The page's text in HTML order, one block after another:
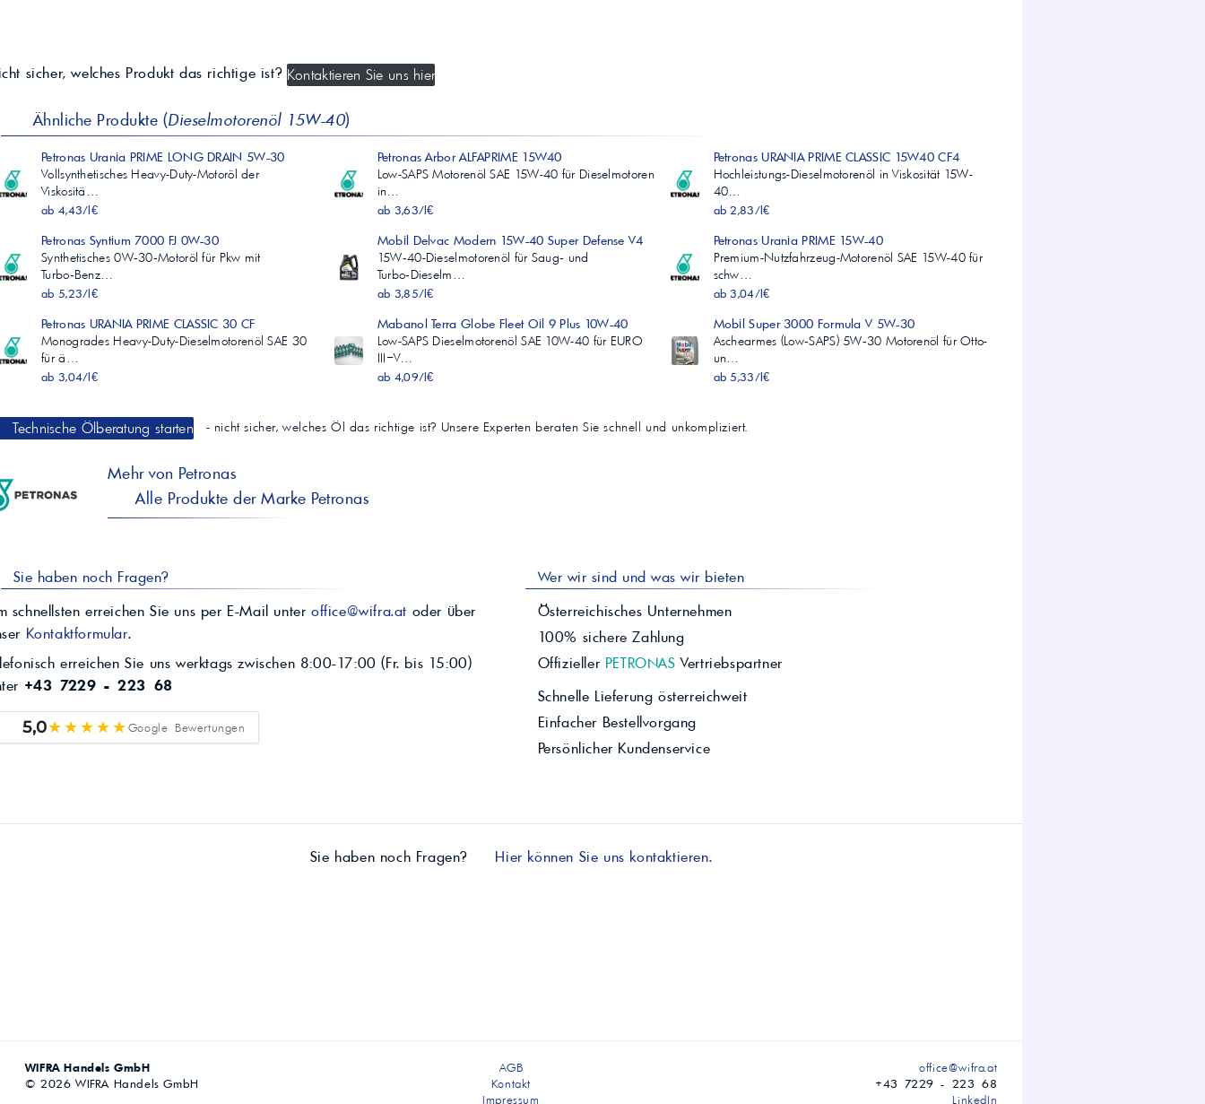
sicher, welches Produkt das richtige ist? Kontaktieren Sie uns hier
Ähnliche Produkte (Dieselmotorenöl 15W-40)
Petronas Urania PRIME LONG DRAIN 5W-30
Vollsynthetisches Heavy-Duty-Motoröl der
Viskositä…
ab 4,43/l€
Petronas Arbor ALFAPRIME 15W40
Low-SAPS Motorenöl SAE 15W-40 für Dieselmotoren
in…
ab 3,63/l€
Petronas URANIA PRIME CLASSIC 15W40 CF4
Hochleistungs-Dieselmotorenöl in Viskosität 15W-
40…
ab 2,83/l€
Petronas Syntium 7000 FJ 0W-30
Synthetisches 0W‑30‑Motoröl für Pkw mit
Turbo‑Benz…
ab 5,23/l€
Mobil Delvac Modern 15W-40 Super Defense V4
15W‑40-Dieselmotorenöl für Saug‑ und
Turbo‑Dieselm…
ab 3,85/l€
Petronas Urania PRIME 15W-40
Premium-Nutzfahrzeug-Motorenöl SAE 15W-40 für
schw…
ab 3,04/l€
Petronas URANIA PRIME CLASSIC 30 CF
Monogrades Heavy-Duty-Dieselmotorenöl SAE 30
für ä…
ab 3,04/l€
Mabanol Terra Globe Fleet Oil 9 Plus 10W-40
Low-SAPS Dieselmotorenöl SAE 10W-40 für EURO
III–V…
ab 4,09/l€
Mobil Super 3000 Formula V 5W-30
Aschearmes (Low‑SAPS) 5W‑30 Motorenöl für Otto-
un…
ab 5,33/l€
Technische Ölberatung starten - nicht sicher, welches Öl das richtige ist? Unsere Experten beraten Sie schnell und unkompliziert.
Mehr von Petronas
Alle Produkte der Marke Petronas
Sie haben noch Fragen?
schnellsten erreichen Sie uns per E-Mail unteroffice@wifra.at oder über
Kontaktformular.
erreichen Sie uns werktags zwischen 8:00-17:00 (Fr. bis 15:00)
+43 7229 - 223 68
5,0★★★★★Google Bewertungen
Wer wir sind und was wir bieten
Österreichisches Unternehmen
100% sichere Zahlung
Offizieller PETRONAS Vertriebspartner
Schnelle Lieferung österreichweit
Einfacher Bestellvorgang
Persönlicher Kundenservice
Sie haben noch Fragen? Hier können Sie uns kontaktieren.
WIFRA Handels GmbH
© 2026 WIFRA Handels GmbH
AGB
Kontakt
Impressum
office@wifra.at
+43 7229 - 223 68
LinkedIn